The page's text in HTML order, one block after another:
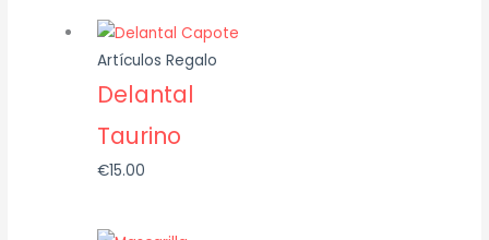
Artículos Regalo
Delantal
Taurino
€15.00